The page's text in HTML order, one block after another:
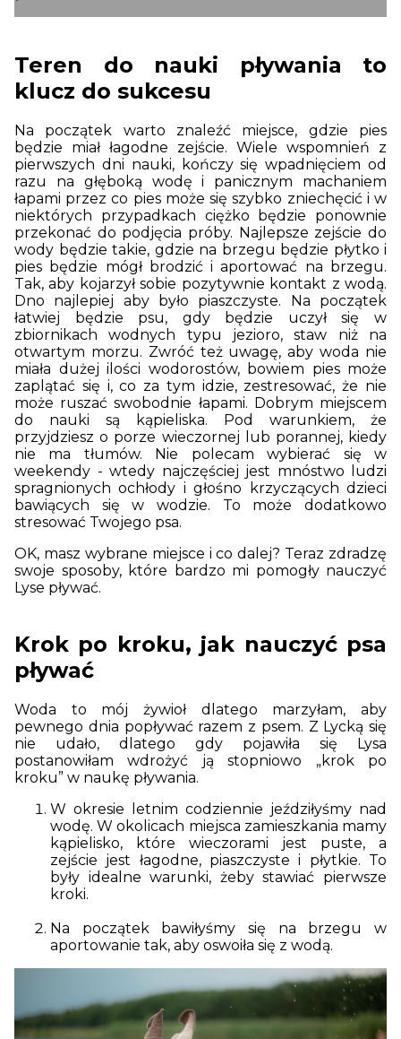
Teren do nauki pływania to
klucz do sukcesu
Na początek warto znaleźć miejsce, gdzie pies
będzie miał łagodne zejście. Wiele wspomnień z
pierwszych dni nauki, kończy się wpadnięciem od
razu na głęboką wodę i panicznym machaniem
łapami przez co pies może się szybko zniechęcić i w
niektórych przypadkach ciężko będzie ponownie
przekonać do podjęcia próby. Najlepsze zejście do
wody będzie takie, gdzie na brzegu będzie płytko i
pies będzie mógł brodzić i aportować na brzegu.
Tak, aby kojarzył sobie pozytywnie kontakt z wodą.
Dno najlepiej aby było piaszczyste. Na początek
łatwiej będzie psu, gdy będzie uczył się w
zbiornikach wodnych typu jezioro, staw niż na
otwartym morzu. Zwróć też uwagę, aby woda nie
miała dużej ilości wodorostów, bowiem pies może
zaplątać się i, co za tym idzie, zestresować, że nie
może ruszać swobodnie łapami. Dobrym miejscem
do nauki są kąpieliska. Pod warunkiem, że
przyjdziesz o porze wieczornej lub porannej, kiedy
nie ma tłumów. Nie polecam wybierać się w
weekendy - wtedy najczęściej jest mnóstwo ludzi
spragnionych ochłody i głośno krzyczących dzieci
bawiących się w wodzie. To może dodatkowo
stresować Twojego psa.
OK, masz wybrane miejsce i co dalej? Teraz zdradzę
swoje sposoby, które bardzo mi pomogły nauczyć
Lyse pływać.
Krok po kroku, jak nauczyć psa
pływać
Woda to mój żywioł dlatego marzyłam, aby
pewnego dnia popływać razem z psem. Z Lycką się
nie udało, dlatego gdy pojawiła się Lysa
postanowiłam wdrożyć ją stopniowo „krok po
kroku” w naukę pływania.
W okresie letnim codziennie jeździłyśmy nad
wodę. W okolicach miejsca zamieszkania mamy
kąpielisko, które wieczorami jest puste, a
zejście jest łagodne, piaszczyste i płytkie. To
były idealne warunki, żeby stawiać pierwsze
kroki.
Na początek bawiłyśmy się na brzegu w
aportowanie tak, aby oswoiła się z wodą.